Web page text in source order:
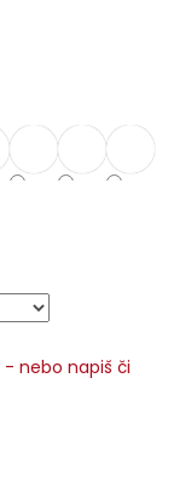
- nebo napiš či